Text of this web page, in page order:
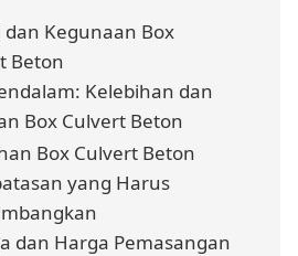
dan Kegunaan Box
Beton
Kelebihan dan
Box Culvert Beton
Box Culvert Beton
yang Harus
dan Harga Pemasangan